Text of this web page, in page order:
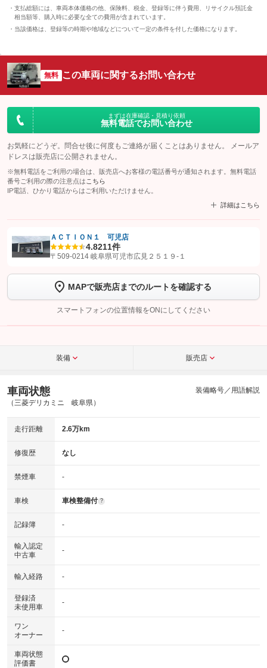
支払総額には、車両本体価格の他、保険料、税金、登録等に伴う費用、リサイクル預託金
相当額等、購入時に必要な全ての費用が含まれています。
当該価格は、登録等の時期や地域などについて一定の条件を付した価格になります。
無料 この車両に関するお問い合わせ
まずは在庫確認・見積り依頼
無料電話でお問い合わせ
お気軽にどうぞ。問合せ後に何度もご連絡が届くことはありません。 メールア
ドレスは販売店に公開されません。
※無料電話をご利用の場合は、販売店へお客様の電話番号が通知されます。無料電話
番号ご利用の際の注意点は こちら
IP電話、ひかり電話からはご利用いただけません。
詳細はこちら
【STEP1】認証画面でグーネットを友だち追加してから「許可する」ボタンを押
トーク画面で
ボタンをタップして問い合わせを
完了してください。
こちら
ＡＣＴＩＯＮ１ 可児店
4.8211件
〒509-0214 岐阜県可児市広見２５１９‐１
MAPで販売店までのルートを確認する
スマートフォンの位置情報をONにしてください
装備 販売店
車両状態
（三菱デリカミニ 岐阜県）
装備略号／用語解説
走行距離 2.6万km
修復歴 なし
禁煙車 -
車検 車検整備付 ?
記録簿 -
輸入認定
中古車
-
輸入経路 -
登録済
未使用車
-
ワン
オーナー
-
車両状態
評価書